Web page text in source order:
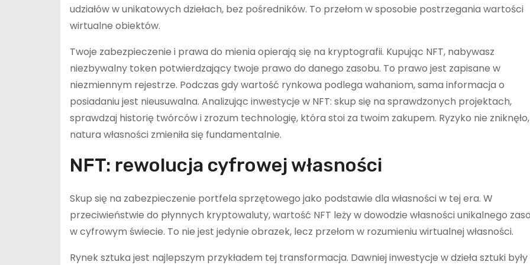
udziałów w unikatowych dziełach, bez pośredników. To przełom w sposobie postrzegania wartości
wirtualne obiektów.
Twoje zabezpieczenie i prawa do mienia opierają się na kryptografii. Kupując NFT, nabywasz
niezbywalny token potwierdzający twoje prawo do danego zasobu. To prawo jest zapisane w
niezmiennym rejestrze. Podczas gdy wartość rynkowa podlega wahaniom, sama informacja o
posiadaniu jest nieusuwalna. Analizując inwestycje w NFT: skup się na sprawdzonych projektach,
sprawdzaj historię twórców i zrozum technologię, która stoi za twoim zakupem. Ryzyko nie
natura własności zmieniła się fundamentalnie.
NFT: rewolucja cyfrowej własności
Skup się na zabezpieczenie portfela sprzętowego jako podstawie dla własności w tej era. W
przeciwieństwie do płynnych kryptowaluty, wartość NFT leży w dowodzie własności unikalnego
w cyfrowym świecie. To nie jest jedynie obrazek, lecz przełom w rozumieniu wirtualnej własności.
Rynek sztuka jest najlepszym przykładem tej transformacja. Dawniej inwestycje w dzieła sztuki były